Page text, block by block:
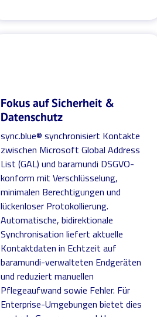
Fokus auf Sicherheit &
Datenschutz
sync.blue® synchronisiert Kontakte
zwischen Microsoft Global Address
List (GAL) und baramundi DSGVO-
konform mit Verschlüsselung,
minimalen Berechtigungen und
lückenloser Protokollierung.
Automatische, bidirektionale
Synchronisation liefert aktuelle
Kontaktdaten in Echtzeit auf
baramundi-verwalteten Endgeräten
und reduziert manuellen
Pflegeaufwand sowie Fehler. Für
Enterprise-Umgebungen bietet dies